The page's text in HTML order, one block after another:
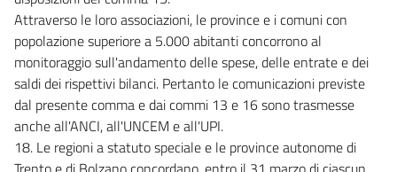
Attraverso le loro associazioni, le province e i comuni con
popolazione superiore a 5.000 abitanti concorrono al
monitoraggio sull'andamento delle spese, delle entrate e dei
saldi dei rispettivi bilanci. Pertanto le comunicazioni previste
dal presente comma e dai commi 13 e 16 sono trasmesse
anche all'ANCI, all'UNCEM e all'UPI.
18. Le regioni a statuto speciale e le province autonome di